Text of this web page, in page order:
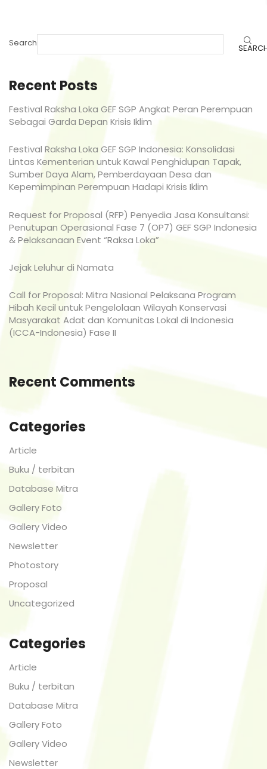
Search
Recent Posts
Festival Raksha Loka GEF SGP Angkat Peran Perempuan
Sebagai Garda Depan Krisis Iklim
Festival Raksha Loka GEF SGP Indonesia: Konsolidasi
Lintas Kementerian untuk Kawal Penghidupan Tapak,
Sumber Daya Alam, Pemberdayaan Desa dan
Kepemimpinan Perempuan Hadapi Krisis Iklim
Request for Proposal (RFP) Penyedia Jasa Konsultansi:
Penutupan Operasional Fase 7 (OP7) GEF SGP Indonesia
& Pelaksanaan Event “Raksa Loka”
Jejak Leluhur di Namata
Call for Proposal: Mitra Nasional Pelaksana Program
Hibah Kecil untuk Pengelolaan Wilayah Konservasi
Masyarakat Adat dan Komunitas Lokal di Indonesia
(ICCA-Indonesia) Fase II
Recent Comments
Categories
Article
Buku / terbitan
Database Mitra
Gallery Foto
Gallery Video
Newsletter
Photostory
Proposal
Uncategorized
Categories
Article
Buku / terbitan
Database Mitra
Gallery Foto
Gallery Video
Newsletter